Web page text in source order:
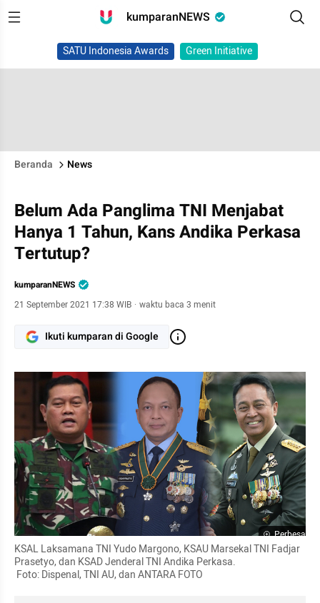
kumparanNEWS
SATU Indonesia Awards Green Initiative
Beranda News
Belum Ada Panglima TNI Menjabat
Hanya 1 Tahun, Kans Andika Perkasa
Tertutup?
kumparanNEWS
21 September 2021 17:38 WIB · waktu baca 3 menit
Ikuti kumparan di Google
Perbesar
KSAL Laksamana TNI Yudo Margono, KSAU Marsekal TNI Fadjar
Prasetyo, dan KSAD Jenderal TNI Andika Perkasa.
Foto: Dispenal, TNI AU, dan ANTARA FOTO